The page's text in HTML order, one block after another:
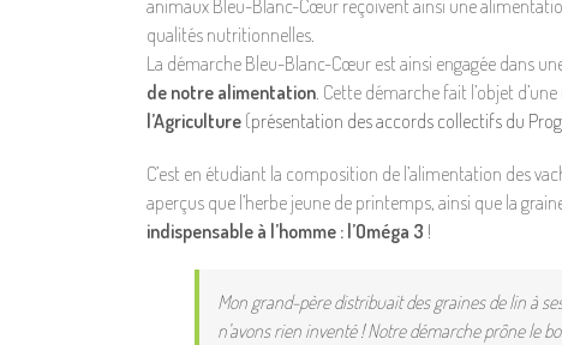
animaux Bleu-Blanc-Cœur reçoivent ainsi une
qualités nutritionnelles.
La démarche Bleu-Blanc-Cœur est ainsi engagée dans
de notre alimentation. Cette démarche fait l’objet d’une
l’Agriculture (présentation des accords collectifs du
C’est en étudiant la composition de l’alimentation des
aperçus que l’herbe jeune de printemps, ainsi que la
indispensable à l’homme : l’Oméga 3 !
Mon grand-père distribuait des graines de lin à
n’avons rien inventé ! Notre démarche prône le